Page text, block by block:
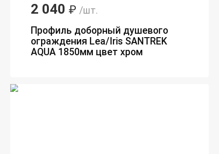
2 040 ₽ /шт.
Профиль доборный душевого
ограждения Lea/Iris SANTREK
AQUA 1850мм цвет хром